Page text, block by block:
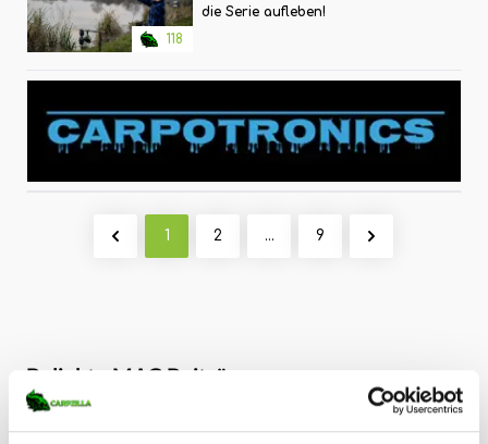
118
die Serie aufleben!
1 2 ... 9
Beliebte MAG Beiträge